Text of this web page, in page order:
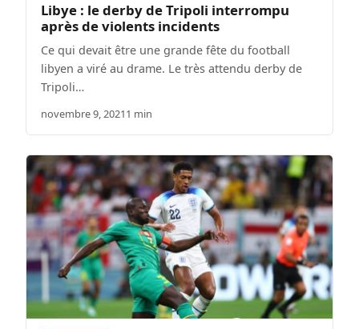
Libye : le derby de Tripoli interrompu
après de violents incidents
Ce qui devait être une grande fête du football
libyen a viré au drame. Le très attendu derby de
Tripoli…
novembre 9, 20211 min